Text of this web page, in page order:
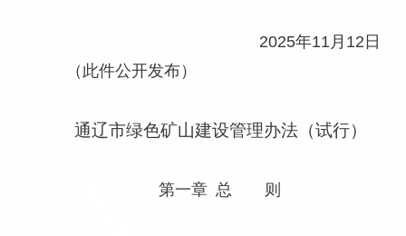
2025年11月12日
（此件公开发布）
通辽市绿色矿山建设管理办法（试行）
第一章 总 则